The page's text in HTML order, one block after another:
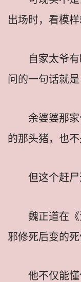
出场时，看模样
自家太爷
问的一句话就
余婆婆那
的那头猪，也不
但这个赶
魏正道在《
邪修死后变的死
他不仅能